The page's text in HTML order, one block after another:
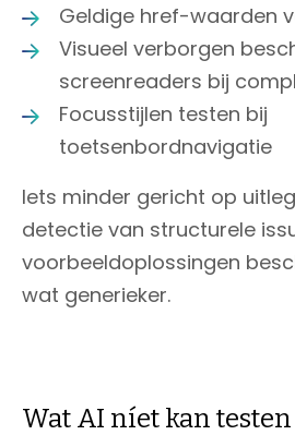
Geldige href-waarden
Visueel verborgen
screenreaders bij
Focusstijlen testen bij
toetsenbordnavigatie
Iets minder gericht op
detectie van structurele
voorbeeldoplossingen
wat generieker.
Wat AI níet kan testen